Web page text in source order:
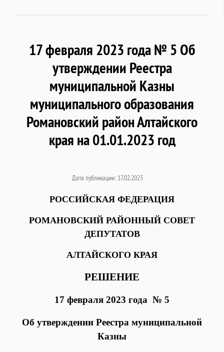
17 февраля 2023 года № 5 Об
утверждении Реестра
муниципальной Казны
муниципального образования
Романовский район Алтайского
края на 01.01.2023 год
Дата публикации: 17.02.2023
РОССИЙСКАЯ ФЕДЕРАЦИЯ
РОМАНОВСКИЙ РАЙОННЫЙ СОВЕТ
ДЕПУТАТОВ
АЛТАЙСКОГО КРАЯ
РЕШЕНИЕ
17 февраля 2023 года № 5
Об утверждении Реестра муниципальной
Казны